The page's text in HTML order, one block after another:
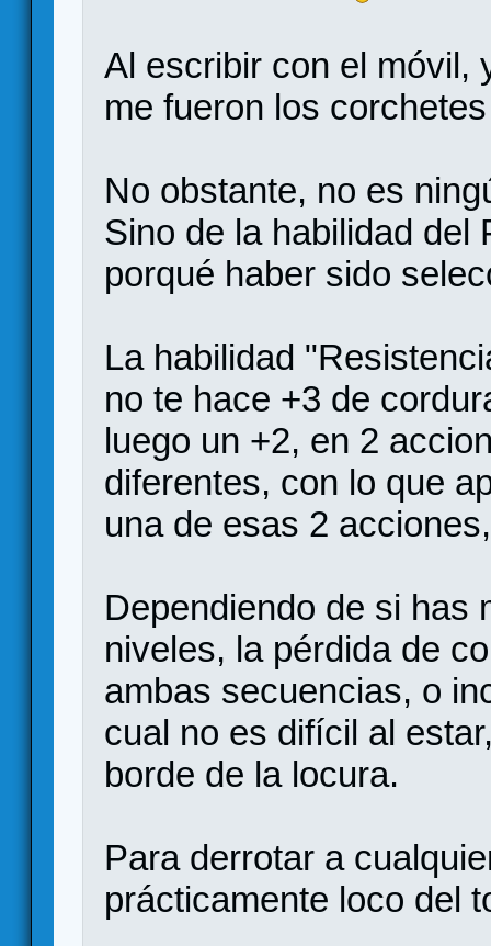
Al escribir con el móvil,
me fueron los
No obstante, no es
Sino de la habilidad del
porqué haber sido
La habilidad
no te hace +3 de
luego un +2, en 2
diferentes, con lo que
una de esas 2
Dependiendo de si has
niveles, la pérdida de
ambas secuencias, o
cual no es difícil al
borde de la locura.
Para derrotar a
prácticamente loco del